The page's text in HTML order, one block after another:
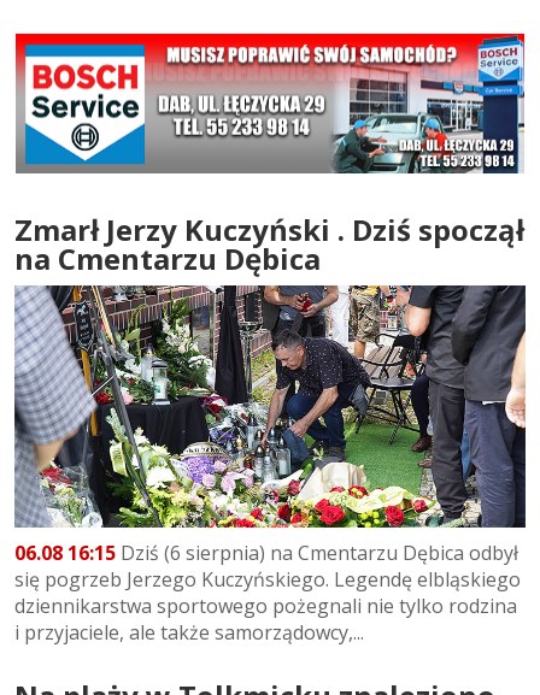
Zmarł Jerzy Kuczyński . Dziś spoczął
na Cmentarzu Dębica
06.08 16:15 Dziś (6 sierpnia) na Cmentarzu Dębica odbył
się pogrzeb Jerzego Kuczyńskiego. Legendę elbląskiego
dziennikarstwa sportowego pożegnali nie tylko rodzina
i przyjaciele, ale także samorządowcy,...